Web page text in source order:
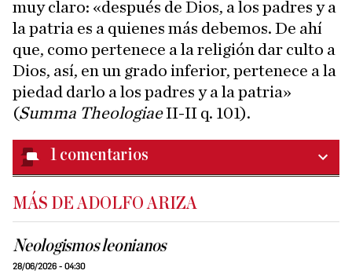
muy claro: «después de Dios, a los padres y a
la patria es a quienes más debemos. De ahí
que, como pertenece a la religión dar culto a
Dios, así, en un grado inferior, pertenece a la
piedad darlo a los padres y a la patria»
(Summa TheologiaeII-II q. 101).
1 comentarios
MÁS DE ADOLFO ARIZA
Neologismos leonianos
28/06/2026 - 04:30